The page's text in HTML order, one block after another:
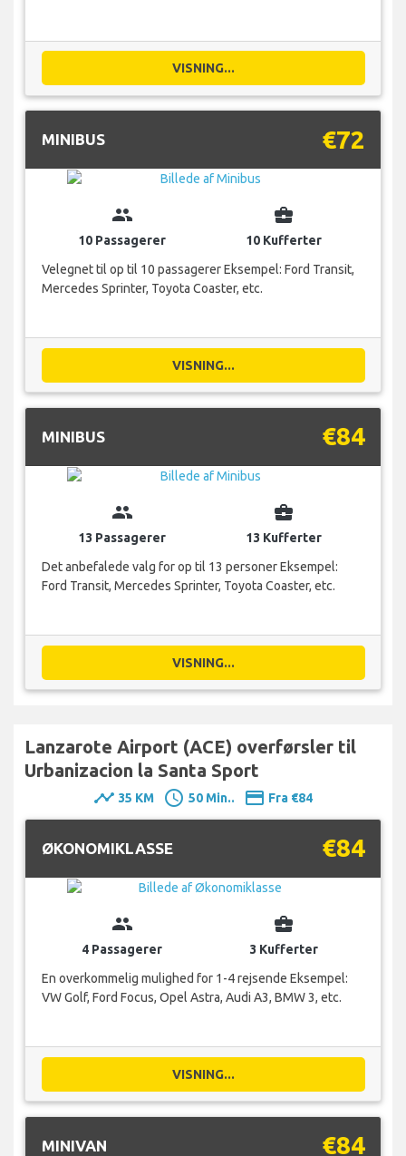
VISNING...
MINIBUS €72
group
10 Passagerer
business_center
10 Kufferter
Velegnet til op til 10 passagerer Eksempel: Ford Transit,
Mercedes Sprinter, Toyota Coaster, etc.
VISNING...
MINIBUS €84
group
13 Passagerer
business_center
13 Kufferter
Det anbefalede valg for op til 13 personer Eksempel:
Ford Transit, Mercedes Sprinter, Toyota Coaster, etc.
VISNING...
Lanzarote Airport (ACE) overførsler til
Urbanizacion la Santa Sport
timeline 35 KM schedule 50 Min.. payment Fra €84
ØKONOMIKLASSE €84
group
4 Passagerer
business_center
3 Kufferter
En overkommelig mulighed for 1-4 rejsende Eksempel:
VW Golf, Ford Focus, Opel Astra, Audi A3, BMW 3, etc.
VISNING...
MINIVAN €84